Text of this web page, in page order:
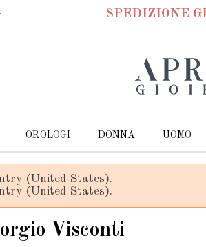
SPEDIZIONE
OROLOGI DONNA UOMO
(United States).
(United States).
Visconti